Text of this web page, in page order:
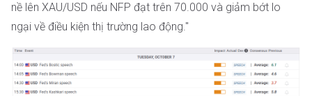
nề lên XAU/USD nếu NFP đạt trên 70.000 và giảm bớt lo
ngại về điều kiện thị trường lao động."